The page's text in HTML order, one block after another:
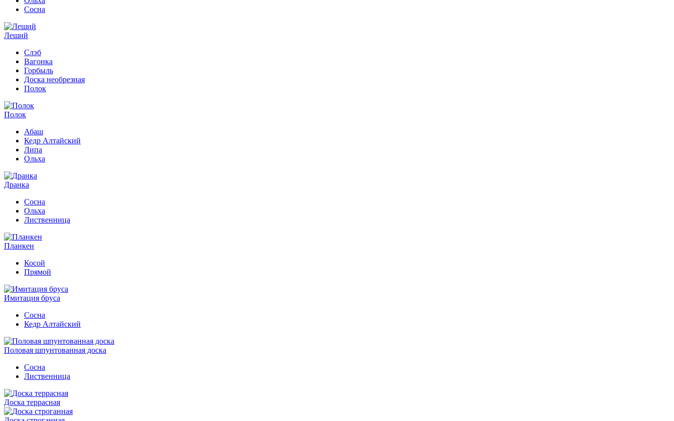
Сосна
Леший
Слэб
Вагонка
Горбыль
Доска необрезная
Полок
Полок
Абаш
Кедр Алтайский
Липа
Ольха
Дранка
Сосна
Ольха
Лиственница
Планкен
Косой
Прямой
Имитация бруса
Сосна
Кедр Алтайский
Половая шпунтованная доска
Сосна
Лиственница
Доска террасная